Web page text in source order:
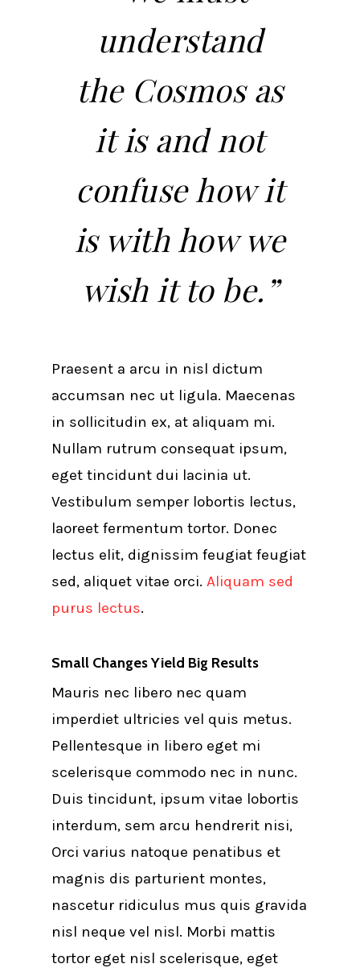
understand
the Cosmos as
it is and not
confuse how it
is with how we
wish it to be.”
Praesent a arcu in nisl dictum
accumsan nec ut ligula. Maecenas
in sollicitudin ex, at aliquam mi.
Nullam rutrum consequat ipsum,
eget tincidunt dui lacinia ut.
Vestibulum semper lobortis lectus,
laoreet fermentum tortor. Donec
lectus elit, dignissim feugiat feugiat
sed, aliquet vitae orci. Aliquam sed
purus lectus.
Small Changes Yield Big Results
Mauris nec libero nec quam
imperdiet ultricies vel quis metus.
Pellentesque in libero eget mi
scelerisque commodo nec in nunc.
Duis tincidunt, ipsum vitae lobortis
interdum, sem arcu hendrerit nisi,
Orci varius natoque penatibus et
magnis dis parturient montes,
nascetur ridiculus mus quis gravida
nisl neque vel nisl. Morbi mattis
tortor eget nisl scelerisque, eget